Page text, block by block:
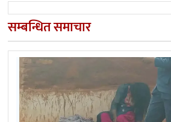
सम्बन्धित समाचार